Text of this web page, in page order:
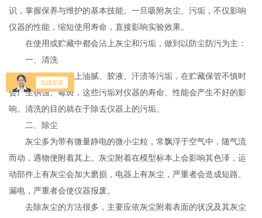
识，掌握保养与维护的基本技能。一旦吸附灰尘、污垢，不仅影响
仪器的性能，缩短使用寿命，直接影响实验效果。
在使用或贮藏中都会沾上灰尘和污垢，做到以防尘防污为主：
一、清洗
在使用中会沾上油腻、胶液、汗渍等污垢，在贮藏保管不慎时
会产生锈蚀、霉斑，这些污垢对仪器的寿命、性能会产生不好的影
响。清洗的目的就在于除去仪器上的污垢。
二、除尘
灰尘多为带有微量静电的微小尘粒，常飘浮于空气中，随气流
而动，遇物便附着其上。灰尘附着在模型标本上会影响其色泽，运
动部件上有灰尘会加大磨损，电器上有灰尘，严重者会造成短路、
漏电，严重者会使仪器报废。
去除灰尘的方法很多，主要应依灰尘附着表面的状况及其灰尘